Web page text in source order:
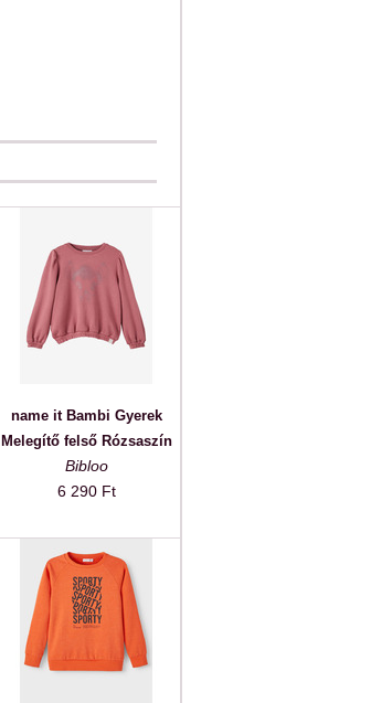
name it Bambi Gyerek
Melegítő felső Rózsaszín
Bibloo
6 290 Ft